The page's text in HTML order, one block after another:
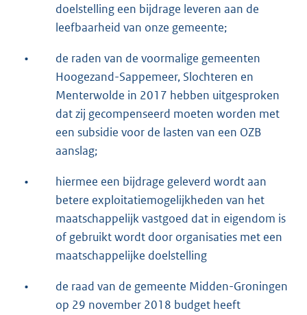
doelstelling een bijdrage leveren aan de
leefbaarheid van onze gemeente;
•
de raden van de voormalige gemeenten
Hoogezand-Sappemeer, Slochteren en
Menterwolde in 2017 hebben uitgesproken
dat zij gecompenseerd moeten worden met
een subsidie voor de lasten van een OZB
aanslag;
•
hiermee een bijdrage geleverd wordt aan
betere exploitatiemogelijkheden van het
maatschappelijk vastgoed dat in eigendom is
of gebruikt wordt door organisaties met een
maatschappelijke doelstelling
•
de raad van de gemeente Midden-Groningen
op 29 november 2018 budget heeft